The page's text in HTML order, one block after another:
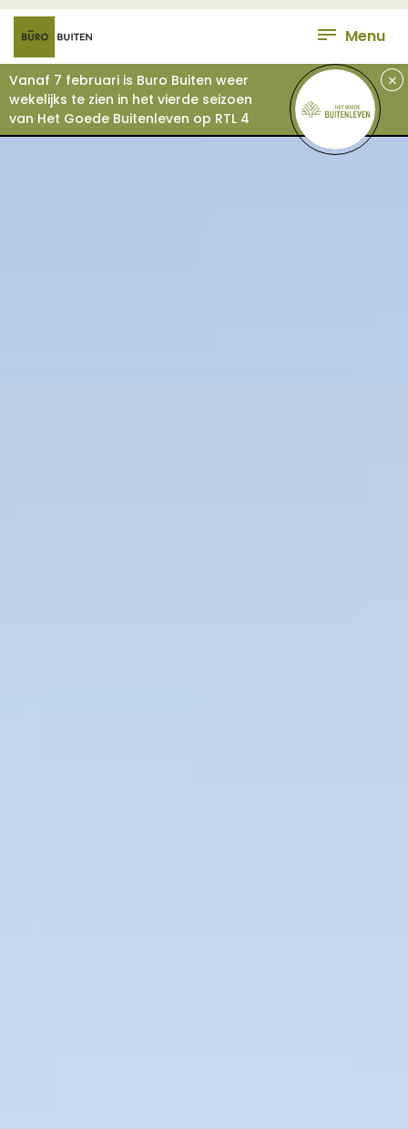
Menu
Vanaf 7 februari is Buro Buiten weer
wekelijks te zien in het vierde seizoen
van Het Goede Buitenleven op RTL 4
+